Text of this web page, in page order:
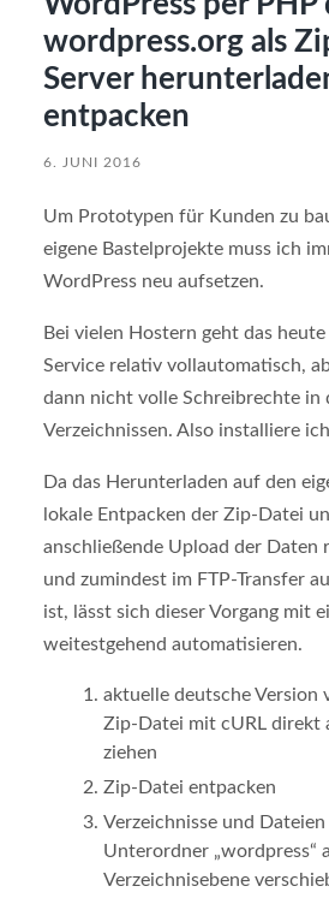
wordpress.org als
Server
entpacken
6. JUNI 2016
Um Prototypen für Kunden zu
eigene Bastelprojekte muss ich
WordPress neu aufsetzen.
Bei vielen Hostern geht das
Service relativ vollautomatisch,
dann nicht volle Schreibrechte in
Verzeichnissen. Also installiere
Da das Herunterladen auf den
lokale Entpacken der Zip-Datei
anschließende Upload der Daten
und zumindest im FTP-Transfer
ist, lässt sich dieser Vorgang mit
weitestgehend automatisieren.
aktuelle deutsche Version
Zip-Datei mit cURL direkt
ziehen
Zip-Datei entpacken
Verzeichnisse und Dateien
Unterordner „wordpress“
Verzeichnisebene